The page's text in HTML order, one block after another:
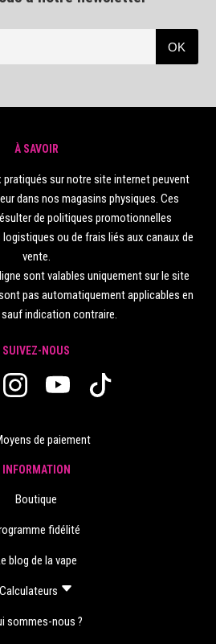
À SAVOIR
pratiqués sur notre site internet peuvent
dans nos magasins physiques. Ces
de politiques promotionnelles
ou de frais liés aux canaux de
vente.
sont valables uniquement sur le site
pas automatiquement applicables en
indication contraire.
SUIVEZ-NOUS
INFORMATION
Boutique
fidélité
blog de la vape
Calculateurs
sommes-nous ?